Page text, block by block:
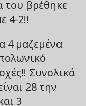
του βρέθηκε
4-2!!
4 μαζεμένα
Συνολικά
28 την
3